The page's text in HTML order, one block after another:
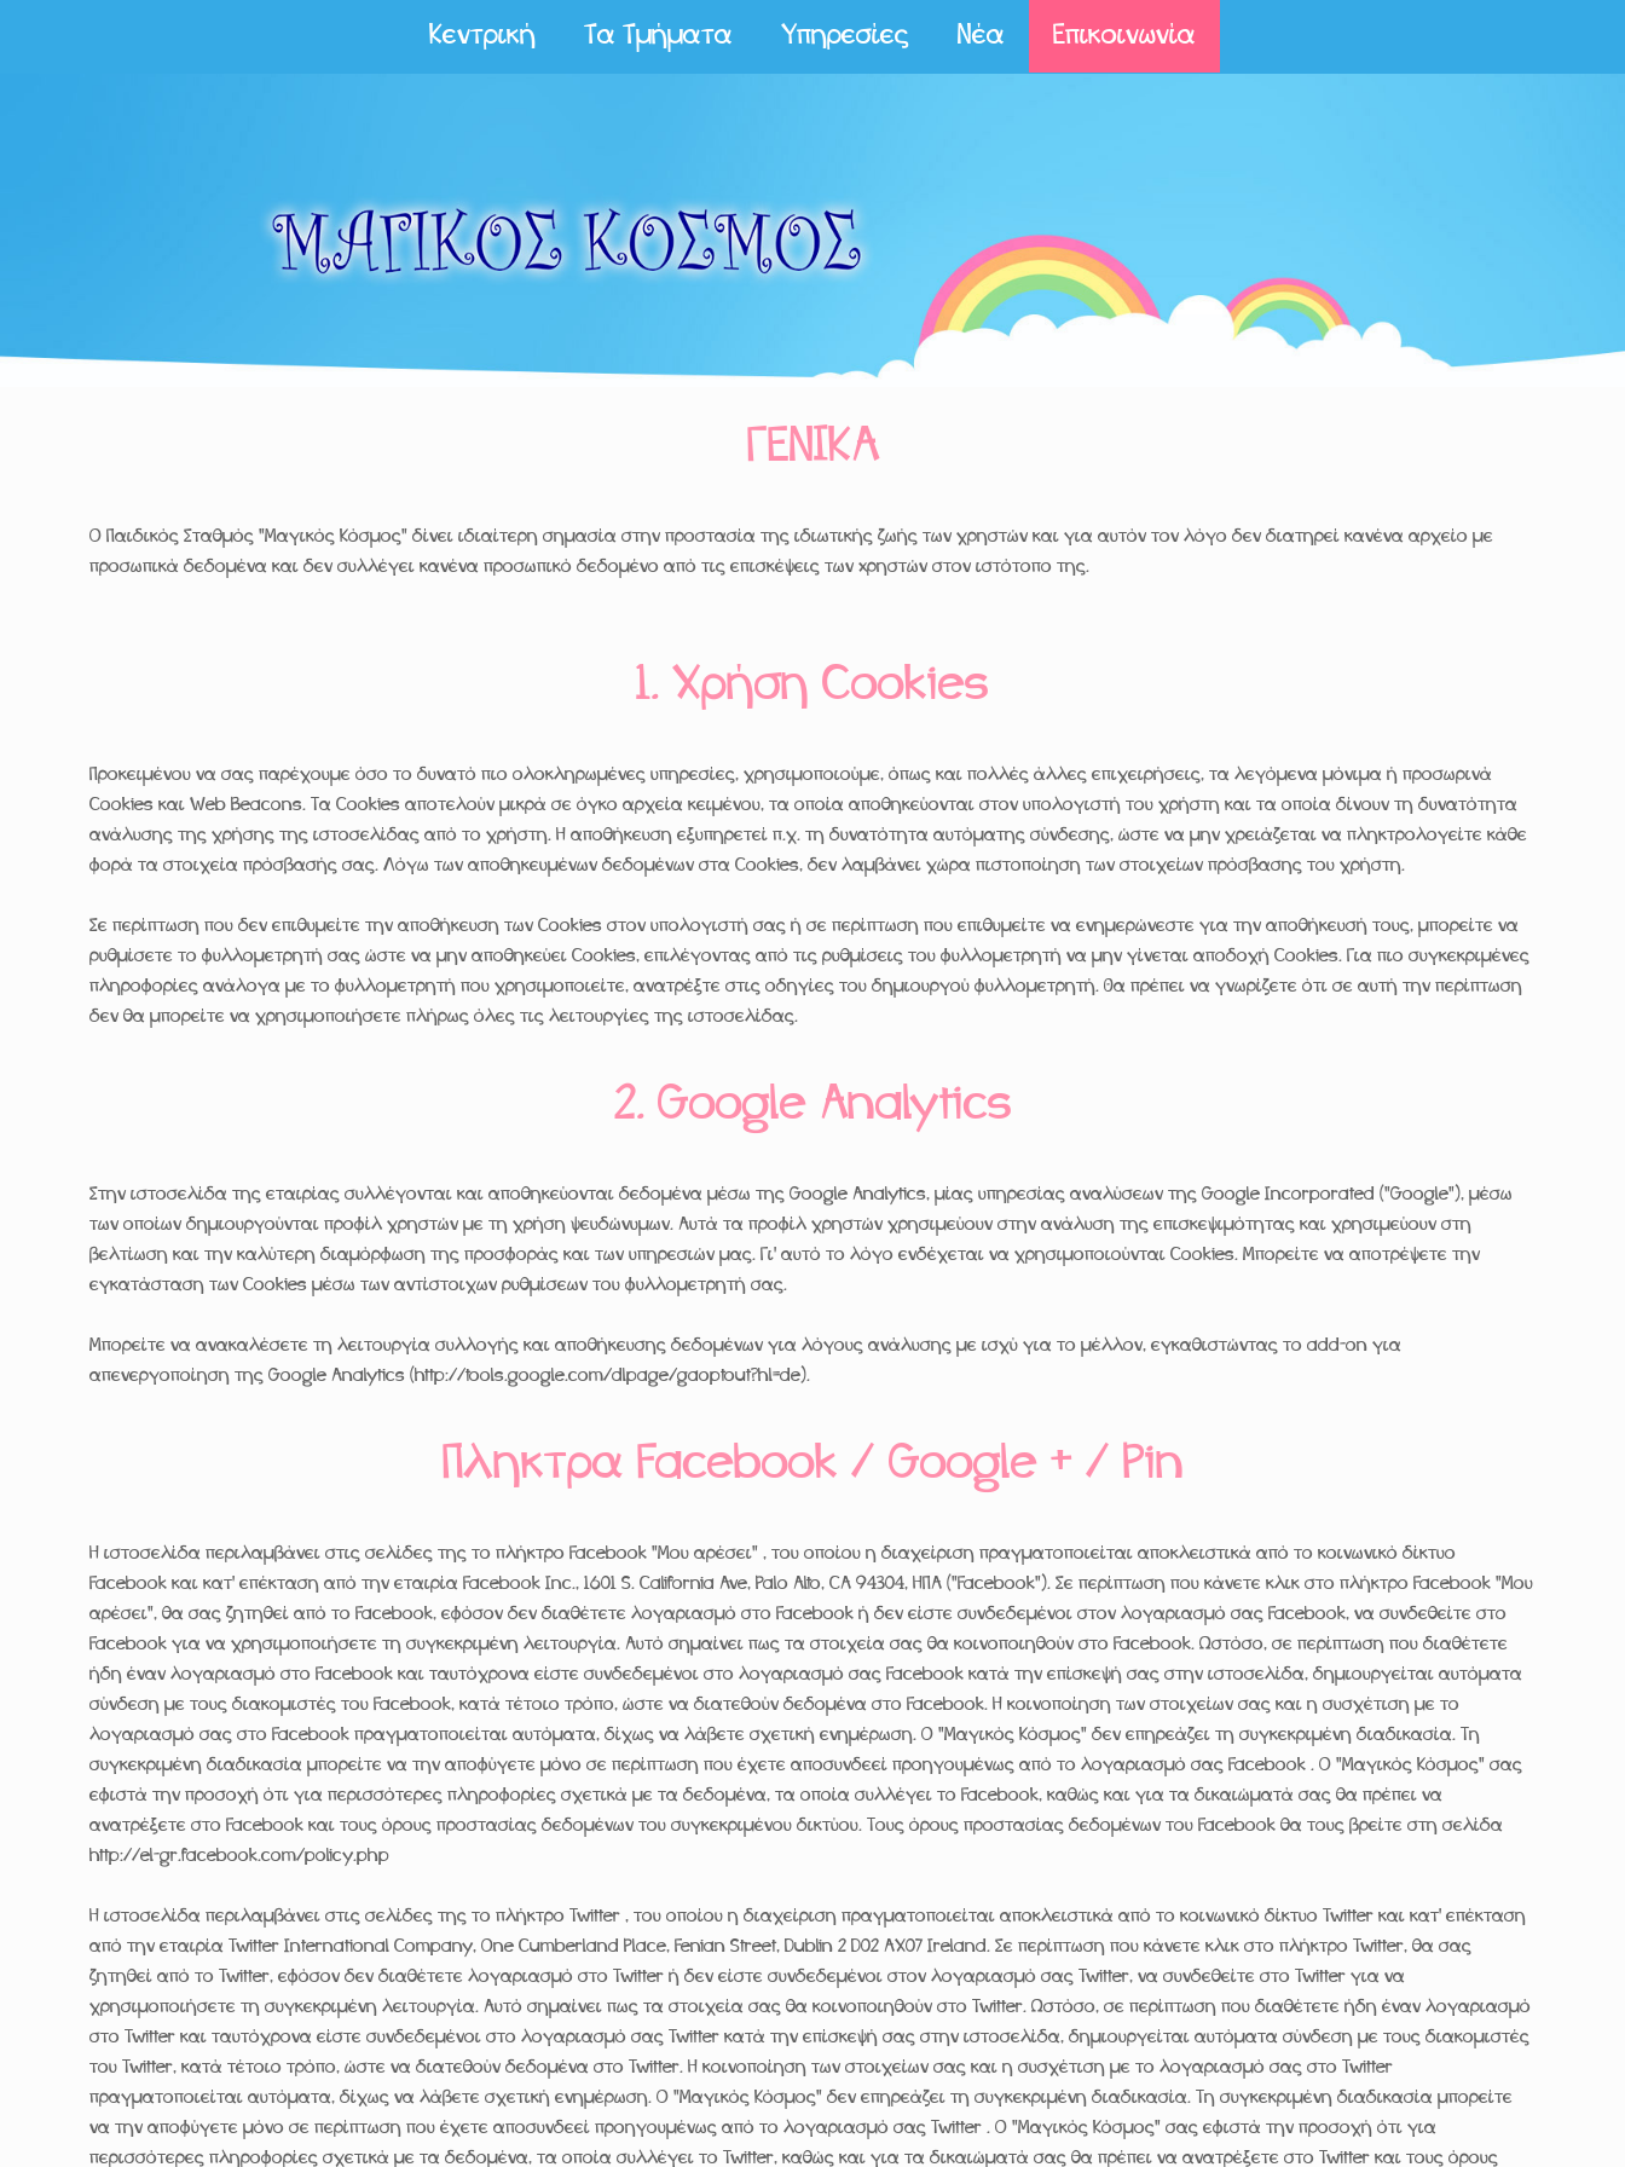
Κεντρική Τα Τμήματα Υπηρεσίες Νέα Επικοινωνία
ΓΕΝΙΚΑ
O Παιδικός Σταθμός "Μαγικός Κόσμος" δίνει ιδιαίτερη σημασία στην προστασία της ιδιωτικής ζωής των χρηστών και για αυτόν τον λόγο δεν διατηρεί κανένα αρχείο με
προσωπικά δεδομένα και δεν συλλέγει κανένα προσωπικό δεδομένο από τις επισκέψεις των xρηστών στον ιστότοπο της.
1. Χρήση Cookies
Προκειμένου να σας παρέχουμε όσο το δυνατό πιο ολοκληρωμένες υπηρεσίες, χρησιμοποιούμε, όπως και πολλές άλλες επιχειρήσεις, τα λεγόμενα μόνιμα ή προσωρινά
Cookies και Web Beacons. Τα Cookies αποτελούν μικρά σε όγκο αρχεία κειμένου, τα οποία αποθηκεύονται στον υπολογιστή του χρήστη και τα οποία δίνουν τη δυνατότητα
ανάλυσης της χρήσης της ιστοσελίδας από το χρήστη. Η αποθήκευση εξυπηρετεί π.χ. τη δυνατότητα αυτόματης σύνδεσης, ώστε να μην χρειάζεται να πληκτρολογείτε κάθε
φορά τα στοιχεία πρόσβασής σας. Λόγω των αποθηκευμένων δεδομένων στα Cookies, δεν λαμβάνει χώρα πιστοποίηση των στοιχείων πρόσβασης του χρήστη.
Σε περίπτωση που δεν επιθυμείτε την αποθήκευση των Cookies στον υπολογιστή σας ή σε περίπτωση που επιθυμείτε να ενημερώνεστε για την αποθήκευσή τους, μπορείτε να
ρυθμίσετε το φυλλομετρητή σας ώστε να μην αποθηκεύει Cookies, επιλέγοντας από τις ρυθμίσεις του φυλλομετρητή να μην γίνεται αποδοχή Cookies. Για πιο συγκεκριμένες
πληροφορίες ανάλογα με το φυλλομετρητή που χρησιμοποιείτε, ανατρέξτε στις οδηγίες του δημιουργού φυλλομετρητή. Θα πρέπει να γνωρίζετε ότι σε αυτή την περίπτωση
δεν θα μπορείτε να χρησιμοποιήσετε πλήρως όλες τις λειτουργίες της ιστοσελίδας.
2. Google Analytics
Στην ιστοσελίδα της εταιρίας συλλέγονται και αποθηκεύονται δεδομένα μέσω της Google Analytics, μίας υπηρεσίας αναλύσεων της Google Incorporated ("Google"), μέσω
των οποίων δημιουργούνται προφίλ χρηστών με τη χρήση ψευδώνυμων. Αυτά τα προφίλ χρηστών χρησιμεύουν στην ανάλυση της επισκεψιμότητας και χρησιμεύουν στη
βελτίωση και την καλύτερη διαμόρφωση της προσφοράς και των υπηρεσιών μας. Γι' αυτό το λόγο ενδέχεται να χρησιμοποιούνται Cookies. Μπορείτε να αποτρέψετε την
εγκατάσταση των Cookies μέσω των αντίστοιχων ρυθμίσεων του φυλλομετρητή σας.
Μπορείτε να ανακαλέσετε τη λειτουργία συλλογής και αποθήκευσης δεδομένων για λόγους ανάλυσης με ισχύ για το μέλλον, εγκαθιστώντας το add-on για
απενεργοποίηση της Google Analytics (http://tools.google.com/dlpage/gaoptout?hl=de).
Πληκτρα Facebook / Google + / Pin
Η ιστοσελίδα περιλαμβάνει στις σελίδες της το πλήκτρο Facebook "Μου αρέσει" , του οποίου η διαχείριση πραγματοποιείται αποκλειστικά από το κοινωνικό δίκτυο
Facebook και κατ' επέκταση από την εταιρία Facebook Inc., 1601 S. California Ave, Palo Alto, CA 94304, ΗΠΑ ("Facebook"). Σε περίπτωση που κάνετε κλικ στο πλήκτρο Facebook "Μου
αρέσει", θα σας ζητηθεί από το Facebook, εφόσον δεν διαθέτετε λογαριασμό στο Facebook ή δεν είστε συνδεδεμένοι στον λογαριασμό σας Facebook, να συνδεθείτε στο
Facebook για να χρησιμοποιήσετε τη συγκεκριμένη λειτουργία. Αυτό σημαίνει πως τα στοιχεία σας θα κοινοποιηθούν στο Facebook. Ωστόσο, σε περίπτωση που διαθέτετε
ήδη έναν λογαριασμό στο Facebook και ταυτόχρονα είστε συνδεδεμένοι στο λογαριασμό σας Facebook κατά την επίσκεψή σας στην ιστοσελίδα, δημιουργείται αυτόματα
σύνδεση με τους διακομιστές του Facebook, κατά τέτοιο τρόπο, ώστε να διατεθούν δεδομένα στο Facebook. Η κοινοποίηση των στοιχείων σας και η συσχέτιση με το
λογαριασμό σας στο Facebook πραγματοποιείται αυτόματα, δίχως να λάβετε σχετική ενημέρωση. Ο "Μαγικός Κόσμος" δεν επηρεάζει τη συγκεκριμένη διαδικασία. Τη
συγκεκριμένη διαδικασία μπορείτε να την αποφύγετε μόνο σε περίπτωση που έχετε αποσυνδεεί προηγουμένως από το λογαριασμό σας Facebook . Ο "Μαγικός Κόσμος" σας
εφιστά την προσοχή ότι για περισσότερες πληροφορίες σχετικά με τα δεδομένα, τα οποία συλλέγει το Facebook, καθώς και για τα δικαιώματά σας θα πρέπει να
ανατρέξετε στο Facebook και τους όρους προστασίας δεδομένων του συγκεκριμένου δικτύου. Τους όρους προστασίας δεδομένων του Facebook θα τους βρείτε στη σελίδα
http://el-gr.facebook.com/policy.php
Η ιστοσελίδα περιλαμβάνει στις σελίδες της το πλήκτρο Twitter , του οποίου η διαχείριση πραγματοποιείται αποκλειστικά από το κοινωνικό δίκτυο Twitter και κατ' επέκταση
από την εταιρία Twitter International Company, One Cumberland Place, Fenian Street, Dublin 2 D02 AX07 Ireland. Σε περίπτωση που κάνετε κλικ στο πλήκτρο Twitter, θα σας
ζητηθεί από το Twitter, εφόσον δεν διαθέτετε λογαριασμό στο Twitter ή δεν είστε συνδεδεμένοι στον λογαριασμό σας Twitter, να συνδεθείτε στο Twitter για να
χρησιμοποιήσετε τη συγκεκριμένη λειτουργία. Αυτό σημαίνει πως τα στοιχεία σας θα κοινοποιηθούν στο Twitter. Ωστόσο, σε περίπτωση που διαθέτετε ήδη έναν λογαριασμό
στο Twitter και ταυτόχρονα είστε συνδεδεμένοι στο λογαριασμό σας Twitter κατά την επίσκεψή σας στην ιστοσελίδα, δημιουργείται αυτόματα σύνδεση με τους διακομιστές
του Twitter, κατά τέτοιο τρόπο, ώστε να διατεθούν δεδομένα στο Twitter. Η κοινοποίηση των στοιχείων σας και η συσχέτιση με το λογαριασμό σας στο Twitter
πραγματοποιείται αυτόματα, δίχως να λάβετε σχετική ενημέρωση. O "Μαγικός Κόσμος" δεν επηρεάζει τη συγκεκριμένη διαδικασία. Τη συγκεκριμένη διαδικασία μπορείτε
να την αποφύγετε μόνο σε περίπτωση που έχετε αποσυνδεεί προηγουμένως από το λογαριασμό σας Twitter . Ο "Μαγικός Κόσμος" σας εφιστά την προσοχή ότι για
περισσότερες πληροφορίες σχετικά με τα δεδομένα, τα οποία συλλέγει το Twitter, καθώς και για τα δικαιώματά σας θα πρέπει να ανατρέξετε στο Twitter και τους όρους